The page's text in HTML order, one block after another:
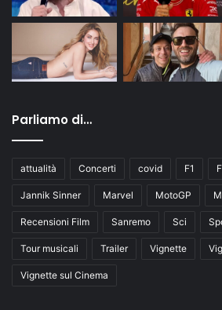
Parliamo di…
attualità Concerti covid F1
Jannik Sinner Marvel MotoGP
Recensioni Film Sanremo Sci
Tour musicali Trailer Vignette
Vignette sul Cinema